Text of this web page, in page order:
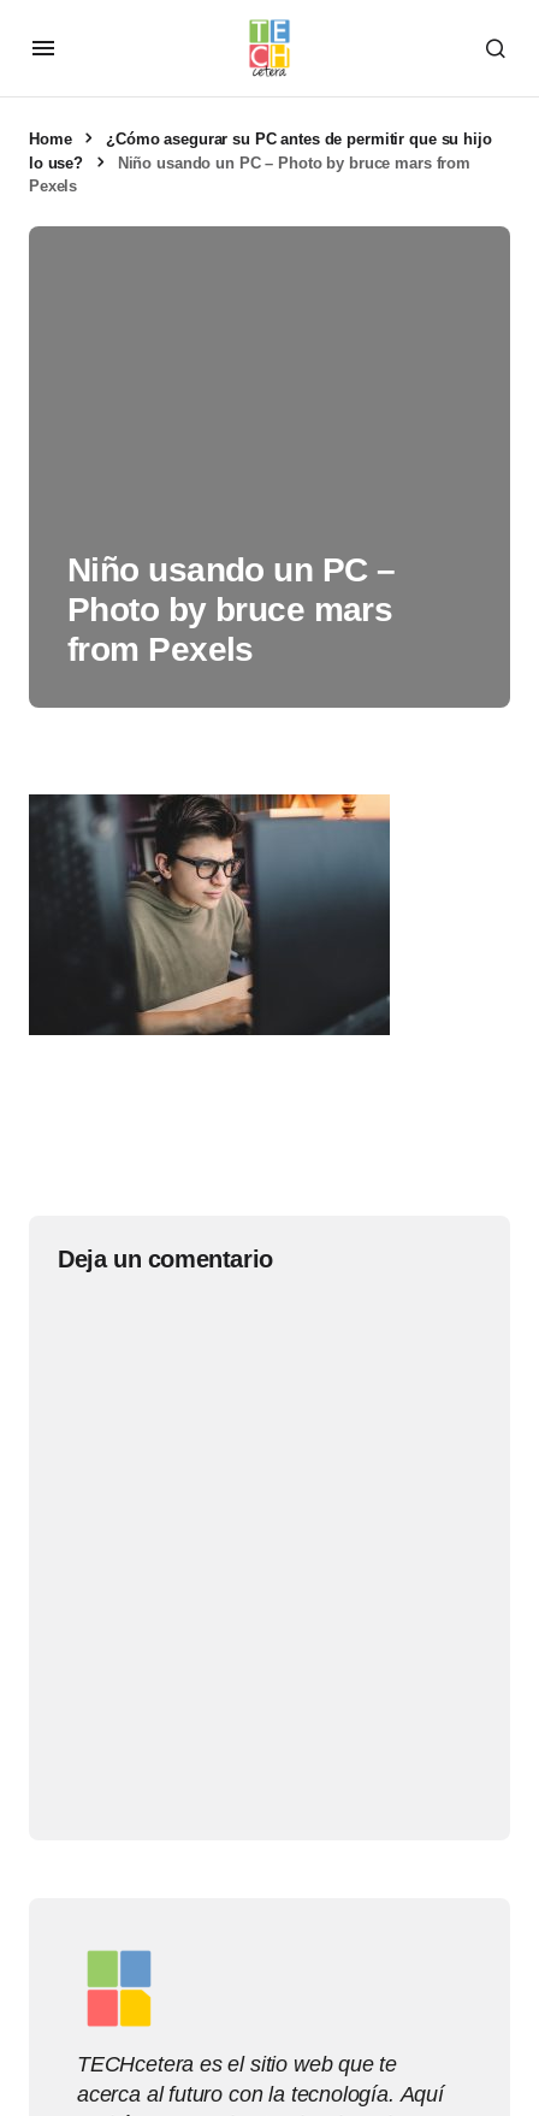
Home
¿Cómo asegurar su PC antes de permitir que su hijo
lo use?
Niño usando un PC – Photo by bruce mars from
Pexels
Niño usando un PC –
Photo by bruce mars
from Pexels
Deja un comentario
TECHcetera es el sitio web que te
acerca al futuro con la tecnología. Aquí